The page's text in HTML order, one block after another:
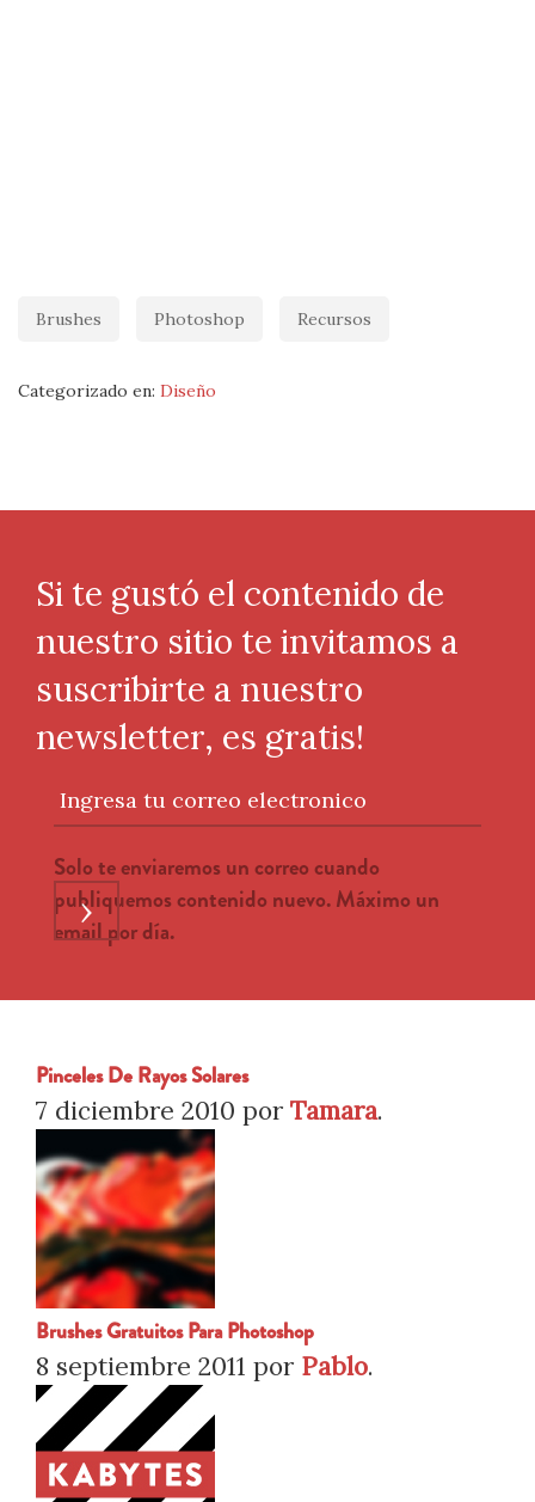
Brushes Photoshop Recursos
Categorizado en: Diseño
Si te gustó el contenido de
nuestro sitio te invitamos a
suscribirte a nuestro
newsletter, es gratis!
Ingresa tu correo electronico
Solo te enviaremos un correo cuando
publiquemos contenido nuevo. Máximo un
email por día.
›
Pinceles De Rayos Solares
7 diciembre 2010 por Tamara.
Brushes Gratuitos Para Photoshop
8 septiembre 2011 por Pablo.